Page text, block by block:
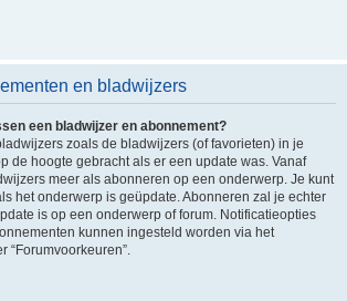
en bladwijzers
een bladwijzer en abonnement?
zoals de bladwijzers (of favorieten) in je
de hoogte gebracht als er een update was. Vanaf
meer als abonneren op een onderwerp. Je kunt
het onderwerp is geüpdate. Abonneren zal je echter
is op een onderwerp of forum. Notificatieopties
kunnen ingesteld worden via het
“Forumvoorkeuren”.